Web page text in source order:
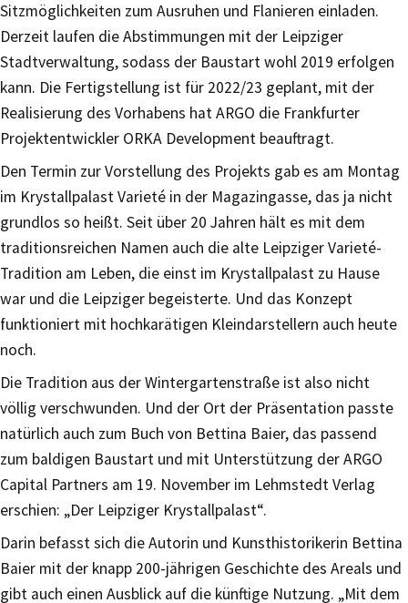
Sitzmöglichkeiten zum Ausruhen und Flanieren einladen.
Derzeit laufen die Abstimmungen mit der Leipziger
Stadtverwaltung, sodass der Baustart wohl 2019 erfolgen
kann. Die Fertigstellung ist für 2022/23 geplant, mit der
Realisierung des Vorhabens hat ARGO die Frankfurter
Projektentwickler ORKA Development beauftragt.
Den Termin zur Vorstellung des Projekts gab es am Montag
im Krystallpalast Varieté in der Magazingasse, das ja nicht
grundlos so heißt. Seit über 20 Jahren hält es mit dem
traditionsreichen Namen auch die alte Leipziger Varieté-
Tradition am Leben, die einst im Krystallpalast zu Hause
war und die Leipziger begeisterte. Und das Konzept
funktioniert mit hochkarätigen Kleindarstellern auch heute
noch.
Die Tradition aus der Wintergartenstraße ist also nicht
völlig verschwunden. Und der Ort der Präsentation passte
natürlich auch zum Buch von Bettina Baier, das passend
zum baldigen Baustart und mit Unterstützung der ARGO
Capital Partners am 19. November im Lehmstedt Verlag
erschien: „Der Leipziger Krystallpalast“.
Darin befasst sich die Autorin und Kunsthistorikerin Bettina
Baier mit der knapp 200-jährigen Geschichte des Areals und
gibt auch einen Ausblick auf die künftige Nutzung. „Mit dem